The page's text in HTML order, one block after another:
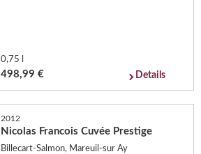
0,75 l
498,99 € Details
2012
Nicolas Francois Cuvée Prestige
Billecart-Salmon, Mareuil-sur Ay